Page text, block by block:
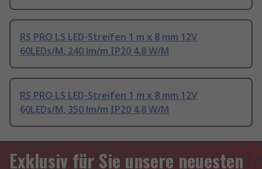
RS PRO LS LED-Streifen 1 m x 8 mm 12V
60LEDs/M, 240 lm/m IP20 4.8 W/M
RS PRO LS LED-Streifen 1 m x 8 mm 12V
60LEDs/M, 350 lm/m IP20 4.8 W/M
Exklusiv für Sie unsere neuesten